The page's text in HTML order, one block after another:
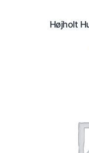
Højholt